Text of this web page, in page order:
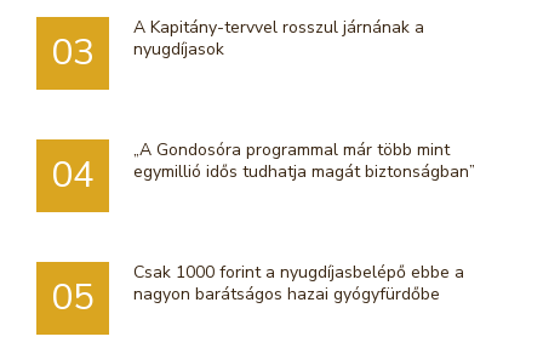
03
A Kapitány-tervvel rosszul járnának a
nyugdíjasok
04
„A Gondosóra programmal már több mint
egymillió idős tudhatja magát biztonságban”
05
Csak 1000 forint a nyugdíjasbelépő ebbe a
nagyon barátságos hazai gyógyfürdőbe